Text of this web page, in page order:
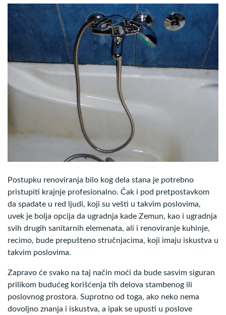
Postupku renoviranja bilo kog dela stana je potrebno
pristupiti krajnje profesionalno. Čak i pod pretpostavkom
da spadate u red ljudi, koji su vešti u takvim poslovima,
uvek je bolja opcija da ugradnja kade Zemun, kao i ugradnja
svih drugih sanitarnih elemenata, ali i renoviranje kuhinje,
recimo, bude prepušteno stručnjacima, koji imaju iskustva u
takvim poslovima.
Zapravo će svako na taj način moći da bude sasvim siguran
prilikom budućeg korišćenja tih delova stambenog ili
poslovnog prostora. Suprotno od toga, ako neko nema
dovoljno znanja i iskustva, a ipak se upusti u poslove